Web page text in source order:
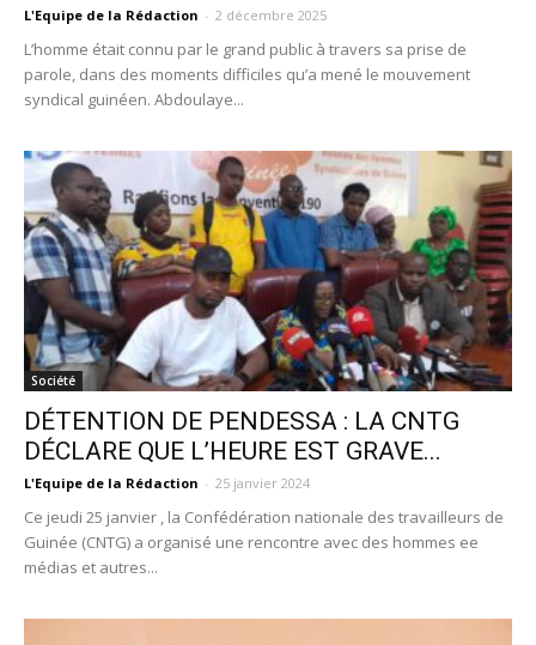
L'Equipe de la Rédaction - 2 décembre 2025
L’homme était connu par le grand public à travers sa prise de
parole, dans des moments difficiles qu’a mené le mouvement
syndical guinéen. Abdoulaye...
Société
DÉTENTION DE PENDESSA : LA CNTG
DÉCLARE QUE L’HEURE EST GRAVE...
L'Equipe de la Rédaction - 25 janvier 2024
Ce jeudi 25 janvier , la Confédération nationale des travailleurs de
Guinée (CNTG) a organisé une rencontre avec des hommes ee
médias et autres...